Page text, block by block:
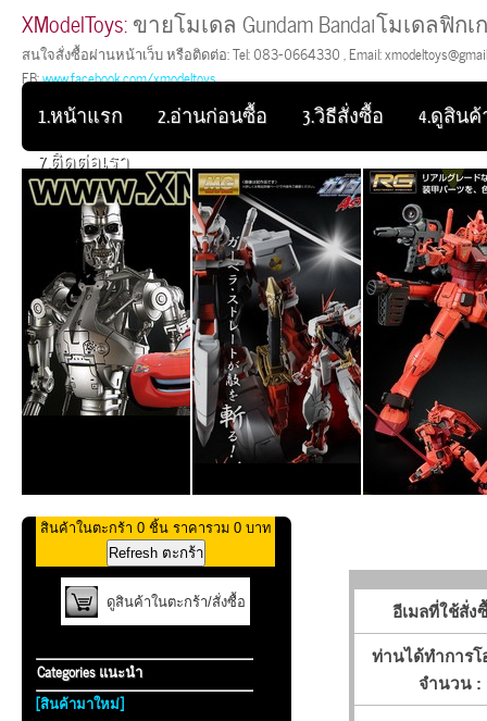
XModelToys: ขายโมเดล Gundam Bandaiโมเดลฟิ
สนใจสั่งซื้อผ่านหน้าเว็บ หรือติดต่อ: Tel: 083-0664330 , Email:
FB:www.facebook.com/xmodeltoys
1.หน้าแรก 2.อ่านก่อนซื้อ 3.วิธีสั่งซื้อ
4.ดูสิน
7.ติดต่อเรา
สินค้าในตะกร้า 0 ชิ้น ราคารวม 0 บาท
ดูสินค้าในตะกร้า/สั่งซื้อ
Categories แนะนำ
[สินค้ามาใหม่]
อีเมลที่ใช้สั่ง
ท่านได้ทำการโ
จำนวน :